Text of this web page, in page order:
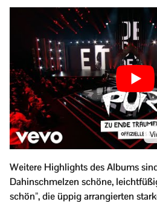
Weitere Highlights des Albums
Dahinschmelzen schöne,
schön”, die üppig arrangierten